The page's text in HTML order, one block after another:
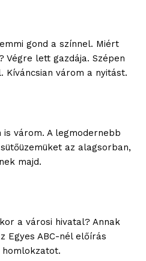
gond a színnel. Miért
Végre lett gazdája. Szépen
várom a nyitást.
is várom. A legmodernebb
az alagsorban,
majd.
a városi hivatal? Annak
Egyes ABC-nél előírás